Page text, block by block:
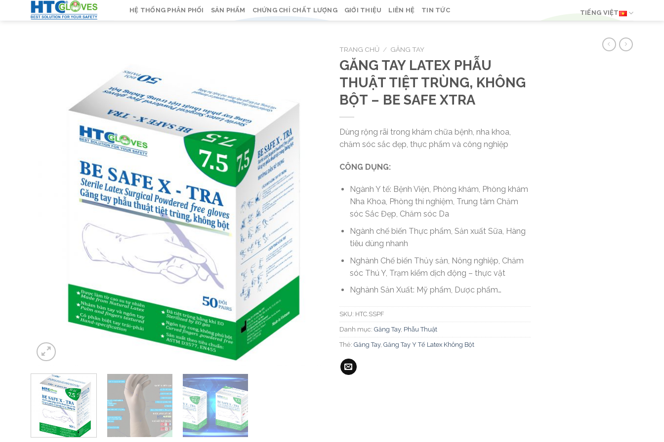
HỆ THỐNG PHÂN PHỐI SẢN PHẨM CHỨNG CHỈ CHẤT LƯỢNG GIỚI THIỆU LIÊN HỆ TIN TỨC TIẾNG VIỆT
TRANG CHỦ / GĂNG TAY
GĂNG TAY LATEX PHẪU
THUẬT TIỆT TRÙNG, KHÔNG
BỘT – BE SAFE XTRA
Dùng rộng rãi trong khám chữa bệnh, nha khoa,
chăm sóc sắc đẹp, thực phẩm và công nghiệp
CÔNG DỤNG:
Ngành Y tế: Bệnh Viện, Phòng khám, Phòng khám
Nha Khoa, Phòng thí nghiệm, Trung tâm Chăm
sóc Sắc Đẹp, Chăm sóc Da
Ngành chế biến Thực phẩm, Sản xuất Sữa, Hàng
tiêu dùng nhanh
Nghành Chế biến Thủy sản, Nông nghiệp, Chăm
sóc Thú Y, Trạm kiểm dịch động – thực vật
Nghành Sản Xuất: Mỹ phẩm, Dược phẩm…
SKU: HTC.SSPF
Danh mục: Găng Tay, Phẫu Thuật
Thẻ: Găng Tay, Găng Tay Y Tế Latex Không Bột